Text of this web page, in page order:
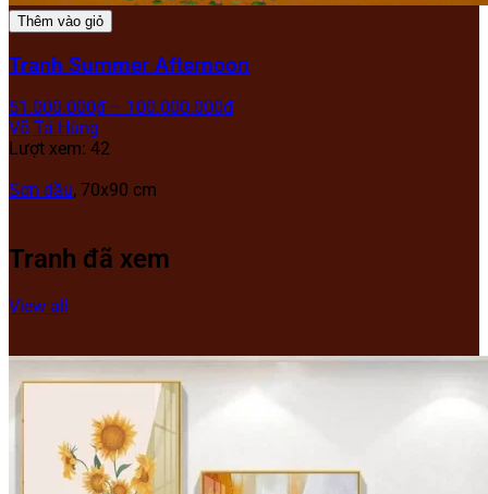
Thêm vào giỏ
Tranh Summer Afternoon
51.000.000₫ – 100.000.000₫
Võ Tá Hùng
Lượt xem: 42
Sơn dầu, 70x90 cm
Tranh đã xem
View all